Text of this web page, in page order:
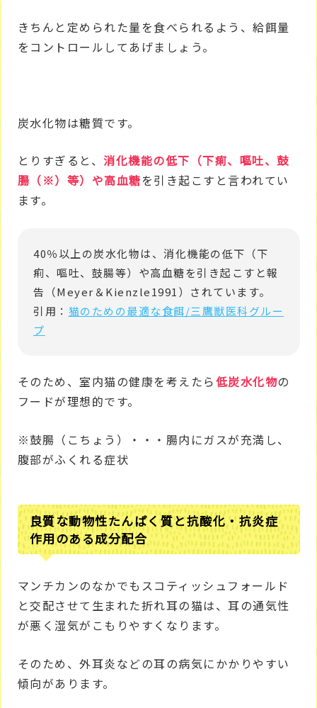
きちんと定められた量を食べられるよう、給餌量
をコントロールしてあげましょう。
炭水化物は糖質です。
とりすぎると、 消化機能の低下（下痢、嘔吐、鼓
腸（※）等）や高血糖を引き起こすと言われてい
ます。
40％以上の炭水化物は、消化機能の低下（下
痢、嘔吐、鼓腸等）や高血糖を引き起こすと報
告（Meyer＆Kienzle1991）されています。
引用： 猫のための最適な食餌/三鷹獣医科グルー
プ
そのため、室内猫の健康を考えたら低炭水化物の
フードが理想的です。
※鼓腸（こちょう）・・・腸内にガスが充満し、
腹部がふくれる症状
良質な動物性たんぱく質と抗酸化・抗炎症
作用のある成分配合
マンチカンのなかでもスコティッシュフォールド
と交配させて生まれた折れ耳の猫は、耳の通気性
が悪く湿気がこもりやすくなります。
そのため、外耳炎などの耳の病気にかかりやすい
傾向があります。